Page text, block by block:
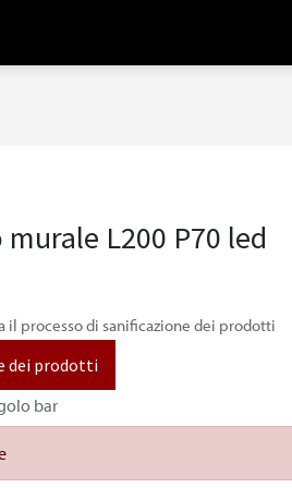
L200 P70 led
il processo di sanificazione dei prodotti
dei prodotti
bar